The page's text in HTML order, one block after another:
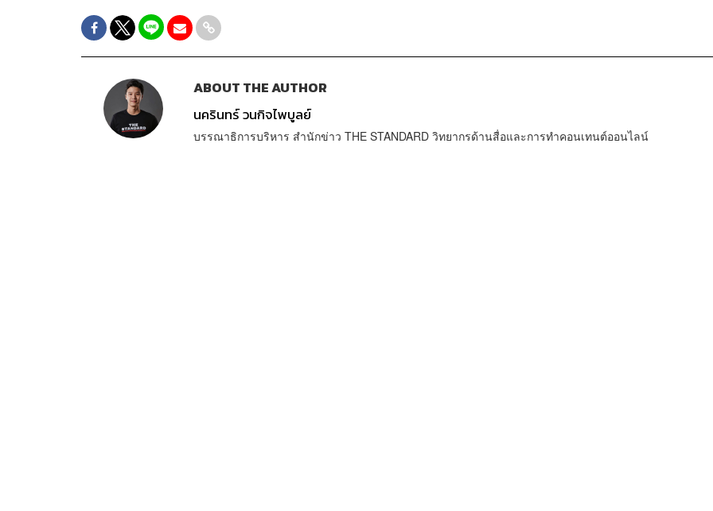
ABOUT THE AUTHOR
นครินทร์ วนกิจไพบูลย์
บรรณาธิการบริหาร สำนักข่าว THE STANDARD วิทยากรด้านสื่อและการทำคอนเทนต์ออนไลน์